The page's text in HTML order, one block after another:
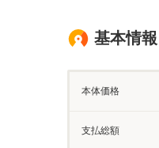
基本情報
本体価格
支払総額